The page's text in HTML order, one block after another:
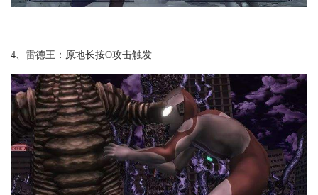
4、雷德王：原地长按O攻击触发